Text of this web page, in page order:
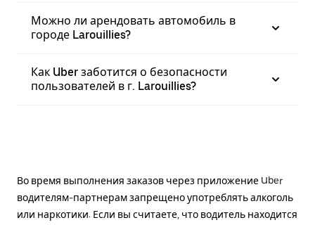
Можно ли арендовать автомобиль в
городе Larouillies?
Как Uber заботится о безопасности
пользователей в г. Larouillies?
Во время выполнения заказов через приложение Uber
водителям-партнерам запрещено употреблять алкоголь
или наркотики. Если вы считаете, что водитель находится